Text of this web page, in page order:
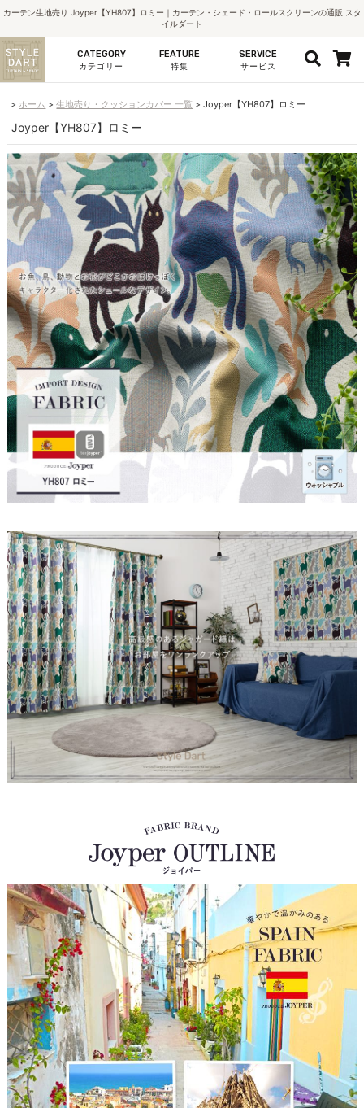
カーテン生地売り Joyper【YH807】ロミー｜カーテン・シェード・ロールスクリーンの通販 スタ
イルダート
CATEGORY
カテゴリー
FEATURE
特集
SERVICE
サービス
ホーム 生地売り・クッションカバー 一覧 Joyper【YH807】ロミー
Joyper【YH807】ロミー